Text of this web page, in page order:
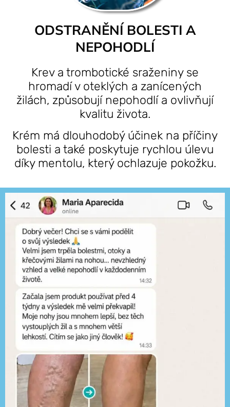
ODSTRANĚNÍ BOLESTI A
NEPOHODLÍ
Krev a trombotické sraženiny se
hromadí v oteklých a zanícených
žilách, způsobují nepohodlí a ovlivňují
kvalitu života.
Krém má dlouhodobý účinek na příčiny
bolesti a také poskytuje rychlou úlevu
díky mentolu, který ochlazuje pokožku.